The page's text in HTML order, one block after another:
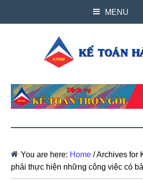
MENU
You are here: Home /Archives for
phải thực hiện những công việc có